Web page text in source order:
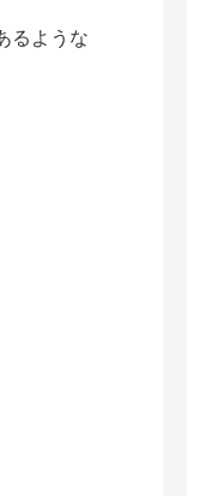
るような